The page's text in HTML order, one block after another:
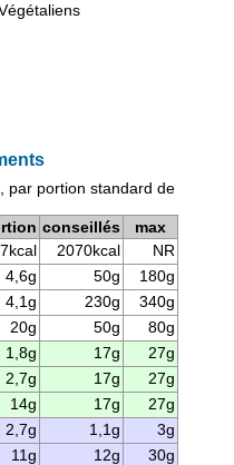
par portion standard de
conseillés
max
2070kcal
NR
4,6g 50g
180g
4,1g 230g
340g
20g 50g
80g
1,8g 17g
27g
2,7g 17g
27g
14g 17g
27g
2,7g 1,1g
3g
11g 12g
30g